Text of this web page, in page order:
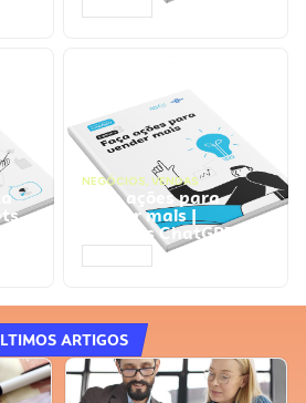
NEGÓCIOS, VENDAS
Faça ações para
vender mais |
Prompts ChatGPT
ARTIGOS